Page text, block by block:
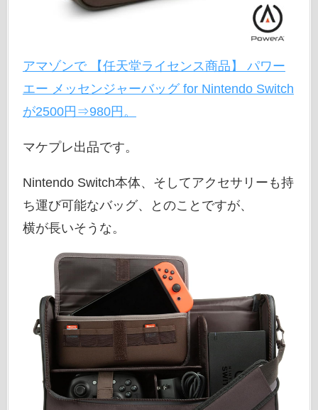
アマゾンで 【任天堂ライセンス商品】 パワー
エー メッセンジャーバッグ for Nintendo Switch
が2500円⇒980円。
マケプレ出品です。
Nintendo Switch本体、そしてアクセサリーも持
ち運び可能なバッグ、とのことですが、
横が長いそうな。